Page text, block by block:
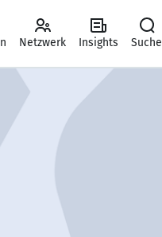
Netzwerk Insights Suche